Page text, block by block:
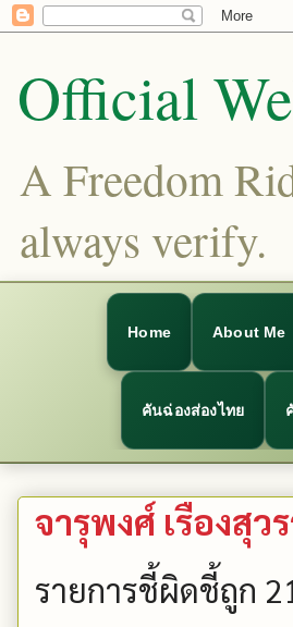
Official
A Freedom
always verify.
Home About Me
คันฉ่องส่องไทย
จารุพงศ์ เรืองสุ
รายการชี้ผิดชี้ถูก